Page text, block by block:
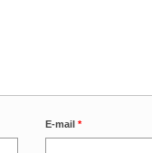
E-mail*